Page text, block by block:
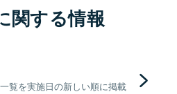
関する情報
覧を実施日の新しい順に掲載